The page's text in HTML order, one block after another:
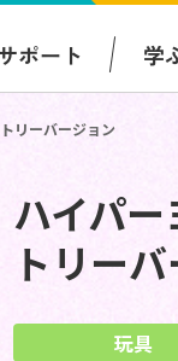
ポート 学
リーバージョン
ハイパ
トリー
玩具